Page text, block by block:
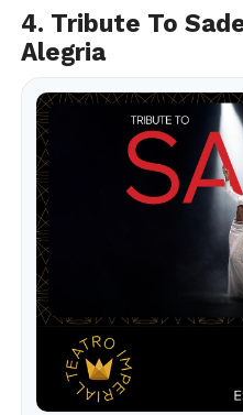
4. Tribute To
Alegria